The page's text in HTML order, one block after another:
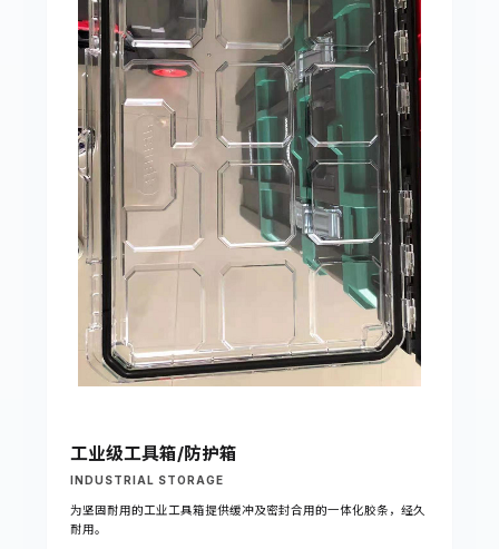
工业级工具箱/防护箱
INDUSTRIAL STORAGE
为坚固耐用的工业工具箱提供缓冲及密封合用的一体化胶条，经久
耐用。